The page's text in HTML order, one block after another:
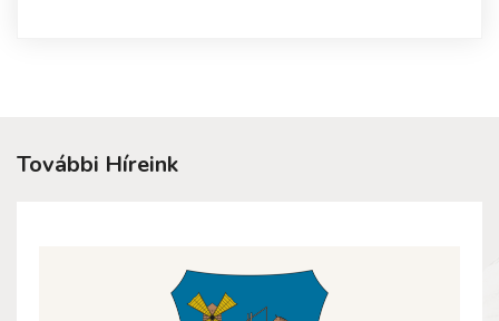
További Híreink